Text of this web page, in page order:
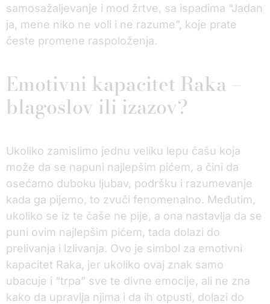
samosažaljevanje i mod žrtve, sa ispadima “Jadan
ja, mene niko ne voli i ne razume”, koje prate
česte promene raspoloženja.
Emotivni kapacitet Raka –
blagoslov ili izazov?
Ukoliko zamislimo jednu veliku lepu čašu koja
može da se napuni najlepšim pićem, a čini da
osećamo duboku ljubav, podršku i razumevanje
kada ga pijemo, to zvuči fenomenalno. Međutim,
ukoliko se iz te čaše ne pije, a ona nastavlja da se
puni ovim najlepšim pićem, tada dolazi do
prelivanja i izlivanja. Ovo je simbol za emotivni
kapacitet Raka, jer ukoliko ovaj znak samo
ubacuje i “trpa” sve te divne emocije, ali ne zna
kako da upravlja njima i da ih otpusti, dolazi do